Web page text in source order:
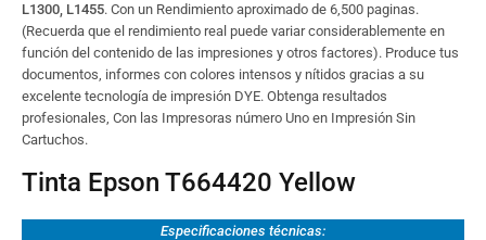
L1300, L1455. Con un Rendimiento aproximado de 6,500 paginas.
(Recuerda que el rendimiento real puede variar considerablemente en
función del contenido de las impresiones y otros factores). Produce tus
documentos, informes con colores intensos y nítidos gracias a su
excelente tecnología de impresión DYE. Obtenga resultados
profesionales, Con las Impresoras número Uno en Impresión Sin
Cartuchos.
Tinta Epson T664420 Yellow
Especificaciones técnicas: